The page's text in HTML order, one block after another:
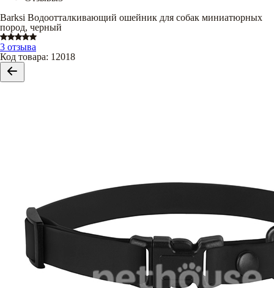
Barksi Водоотталкивающий ошейник для собак миниатюрных
пород, черный
3 отзыва
Код товара: 12018